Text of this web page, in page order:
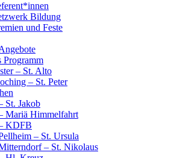
Bildung
und Feste
Programm
– St. Alto
– St. Peter
St. Jakob
Mariä Himmelfahrt
KDFB
– St. Ursula
– St. Nikolaus